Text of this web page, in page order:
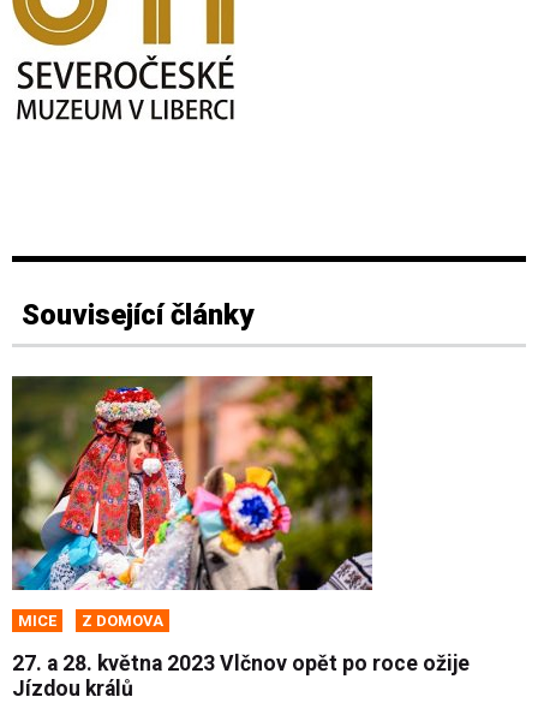
Související články
MICE Z DOMOVA
27. a 28. května 2023 Vlčnov opět po roce ožije
Jízdou králů